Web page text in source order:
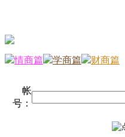
情商篇 学商篇 财商篇
帐
号：